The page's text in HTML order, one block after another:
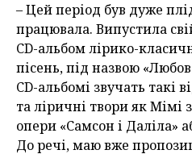
– Цей період був дуже
працювала. Випустила
CD-альбом лірико-
пісень, під назвою
CD-альбомі звучать такі
та ліричні твори як Мімі
опери «Самсон і Даліла»
До речі, маю вже